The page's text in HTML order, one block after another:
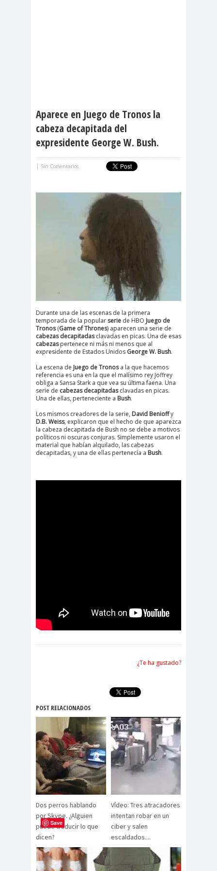
Aparece en Juego de Tronos la
cabeza decapitada del
expresidente George W. Bush.
| Sin Comentarios
Durante una de las escenas de la primera
temporada de la popular serie de HBO Juego de
Tronos(Game of Thrones) aparecen una serie de
cabezas decapitadasclavadas en picas. Una de esas
cabezaspertenece ni más ni menos que al
expresidente de Estados Unidos George W. Bush.
La escena de Juego de Tronosa la que hacemos
referencia es una en la que el malísimo rey Joffrey
obliga a Sansa Stark a que vea su última faena. Una
serie de cabezas decapitadasclavadas en picas.
Una de ellas, perteneciente a Bush.
Los mismos creadores de la serie, David Benioffy
D.B. Weiss, explicaron que el hecho de que aparezca
la cabeza decapitada de Bush no se debe a motivos
políticos ni oscuras conjuras. Simplemente usaron el
material que habían alquilado, las cabezas
decapitadas, y una de ellas pertenecía a Bush.
¿Te ha gustado?
POST RELACIONADOS
Dos perros hablando
por Skype. ¿Alguien
puede traducir lo que
dicen?
Vídeo: Tres atracadores
intentan robar en un
ciber y salen
escaldados....
Save